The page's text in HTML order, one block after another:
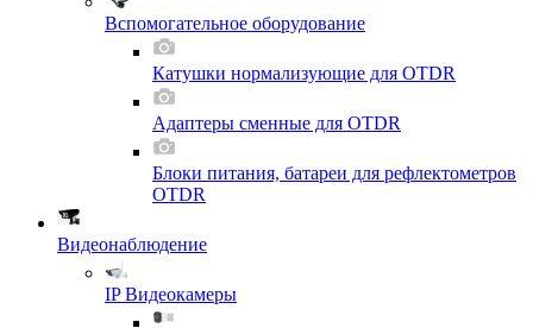
Вспомогательное оборудование
Катушки нормализующие для OTDR
Адаптеры сменные для OTDR
Блоки питания, батареи для рефлектометров
OTDR
Видеонаблюдение
IP Видеокамеры